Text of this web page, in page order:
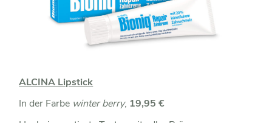
ALCINA Lipstick
In der Farbe winter berry, 19,95 €